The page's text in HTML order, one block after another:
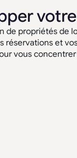
de propriétés de
réservations et
vous